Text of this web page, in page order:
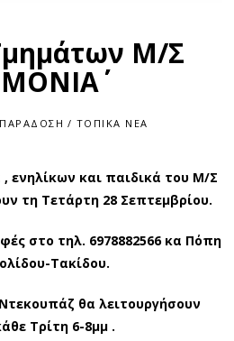
Μ/Σ
ΠΑΡΆΔΟΣΗ / ΤΟΠΙΚΆ ΝΈΑ
ενηλίκων και παιδικά του Μ/Σ
τη Τετάρτη 28 Σεπτεμβρίου.
στο τηλ. 6978882566 κα Πόπη
Τακίδου.
θα λειτουργήσουν
Τρίτη 6-8μμ .